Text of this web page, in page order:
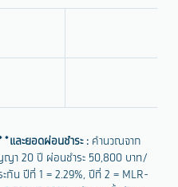
และยอดผ่อนชำระ : คำนวณจาก
า 20 ปี ผ่อนชำระ 50,800 บาท/
กัน ปีที่ 1 = 2.29%, ปีที่ 2 = MLR-